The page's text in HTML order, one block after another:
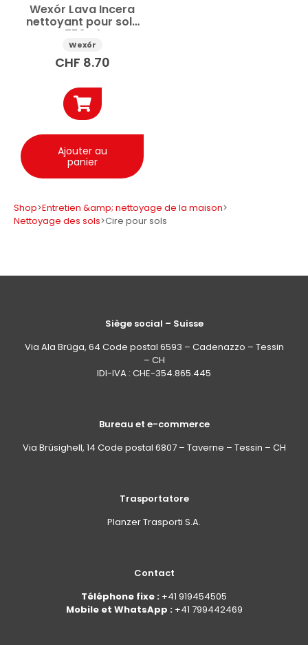
Appliquer
✕
Wexór Lava Incera
nettoyant pour sols
750ml
Wexór
CHF 8.70
Ajouter au
panier
Shop>Entretien &amp; nettoyage de la maison>
Nettoyage des sols>Cire pour sols
Siège social – Suisse
Via Ala Brüga, 64 Code postal 6593 – Cadenazzo – Tessin
– CH
IDI-IVA : CHE-354.865.445
Bureau et e-commerce
Via Brüsighell, 14 Code postal 6807 – Taverne – Tessin – CH
Trasportatore
Planzer Trasporti S.A.
Contact
Téléphone fixe : +41 919454505
Mobile et WhatsApp : +41 799442469